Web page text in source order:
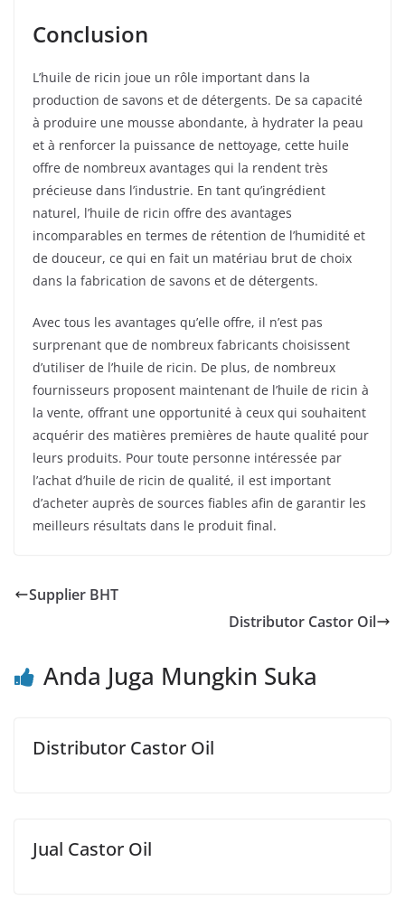
Conclusion
L’huile de ricin joue un rôle important dans la
production de savons et de détergents. De sa capacité
à produire une mousse abondante, à hydrater la peau
et à renforcer la puissance de nettoyage, cette huile
offre de nombreux avantages qui la rendent très
précieuse dans l’industrie. En tant qu’ingrédient
naturel, l’huile de ricin offre des avantages
incomparables en termes de rétention de l’humidité et
de douceur, ce qui en fait un matériau brut de choix
dans la fabrication de savons et de détergents.
Avec tous les avantages qu’elle offre, il n’est pas
surprenant que de nombreux fabricants choisissent
d’utiliser de l’huile de ricin. De plus, de nombreux
fournisseurs proposent maintenant de l’huile de ricin à
la vente, offrant une opportunité à ceux qui souhaitent
acquérir des matières premières de haute qualité pour
leurs produits. Pour toute personne intéressée par
l’achat d’huile de ricin de qualité, il est important
d’acheter auprès de sources fiables afin de garantir les
meilleurs résultats dans le produit final.
Supplier BHT
Distributor Castor Oil
Anda Juga Mungkin Suka
Distributor Castor Oil
Jual Castor Oil